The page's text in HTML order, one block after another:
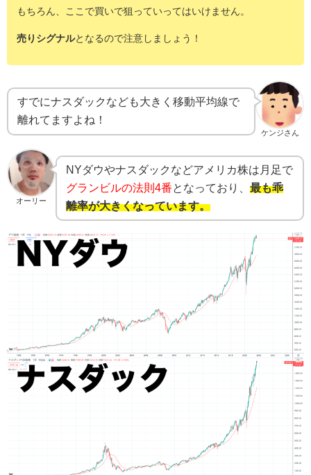
もちろん、ここで買いで狙っていってはいけません。
売りシグナルとなるので注意しましょう！
ケンジさん
すでにナスダックなども大きく移動平均線で
離れてますよね！
オーリー
NYダウやナスダックなどアメリカ株は月足で
グランビルの法則4番 となっており、 最も乖
離率が大きくなっています。